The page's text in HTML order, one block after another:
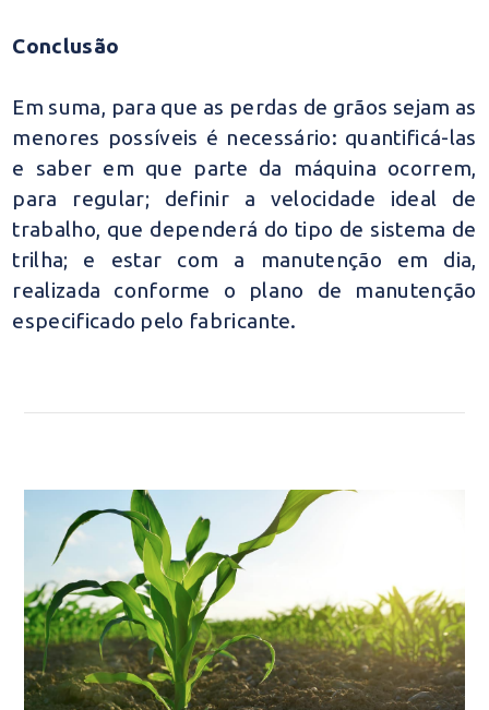
Conclusão
Em suma, para que as perdas de grãos sejam as
menores possíveis é necessário: quantificá-las
e saber em que parte da máquina ocorrem,
para regular; definir a velocidade ideal de
trabalho, que dependerá do tipo de sistema de
trilha; e estar com a manutenção em dia,
realizada conforme o plano de manutenção
especificado pelo fabricante.